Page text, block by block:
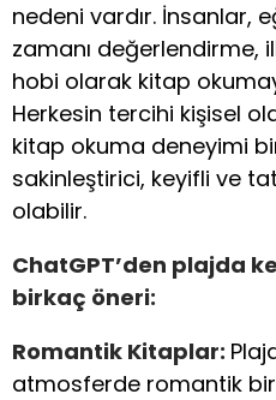
nedeni vardır. İnsanlar,
zamanı değerlendirme,
hobi olarak kitap
Herkesin tercihi kişisel
kitap okuma deneyimi
sakinleştirici, keyifli ve
olabilir.
ChatGPT’den plajda
birkaç öneri:
Romantik Kitaplar:
atmosferde romantik